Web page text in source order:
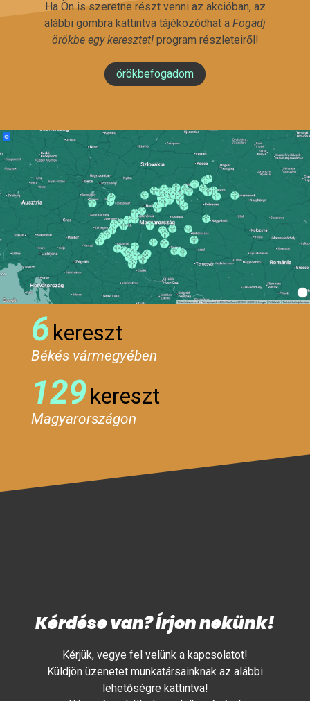
Ha Ön is szeretne részt venni az akcióban, az
alábbi gombra kattintva tájékozódhat a Fogadj
örökbe egy keresztet!program részleteiről!
örökbefogadom
6 kereszt
Békés vármegyében
129kereszt
Magyarországon
Kérdése van? Írjon nekünk!
Kérjük, vegye fel velünk a kapcsolatot!
Küldjön üzenetet munkatársainknak az alábbi
lehetőségre kattintva!